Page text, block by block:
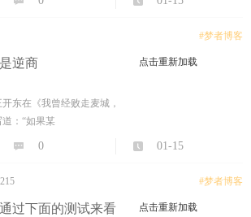
#梦者博客
逆商
东在《我曾经败走麦城，
：“如果某
点击重新加载
0 01-15
#梦者博客
过下面的测试来看
点击重新加载